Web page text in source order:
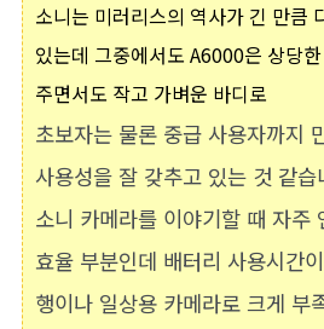
소니는 미러리스의 역사가 긴 만큼
있는데 그중에서도 A6000은 상당
주면서도 작고 가벼운 바디로
초보자는 물론 중급 사용자까지
사용성을 잘 갖추고 있는 것 같습
소니 카메라를 이야기할 때 자주
효율 부분인데 배터리 사용시간
행이나 일상용 카메라로 크게 부